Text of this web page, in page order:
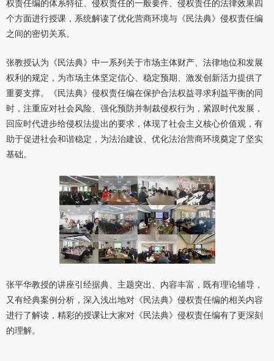
权责任编的体系特征、侵权责任的一般要件、侵权责任的法律效果四
个方面进行授课，系统解读了优化营商环境与《民法典》侵权责任编
之间的密切关系。
张教授认为《民法典》中一系列关于市场主体财产、法律地位和发展
权利的规定，为市场主体坚定信心、稳定预期、激发创新活力提供了
重要支撑。《民法典》侵权责任编在保护合法权益寻求利益平衡的同
时，注重应对社会风险、强化预防并制裁侵权行为，紧跟时代发展，
回应时代进步给侵权法提出的要求，体现了社会主义核心价值观，有
助于促进社会和谐稳定，为法治建设、优化法治营商环境奠定了坚实
基础。
张平华教授的讲座引经据典、主题突出、内容丰富，既有理论辅导，
又有经典案例分析，深入浅出地对《民法典》侵权责任编的相关内容
进行了解读，精彩的授课让大家对《民法典》侵权责任编有了更深刻
的理解。